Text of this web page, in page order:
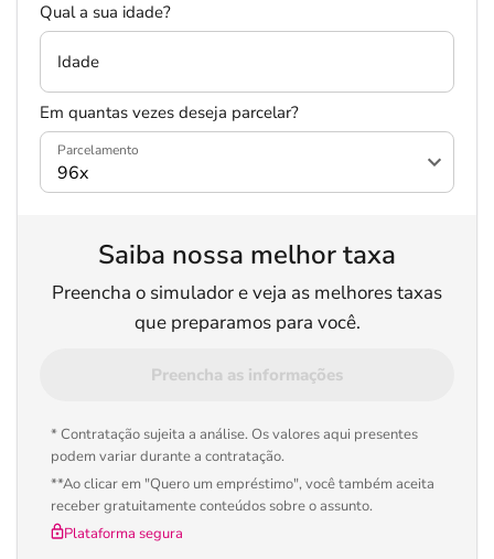
Qual a sua idade?
Idade
Em quantas vezes deseja parcelar?
Parcelamento
Saiba nossa melhor taxa
Preencha o simulador e veja as melhores taxas
que preparamos para você.
Preencha as informações
* Contratação sujeita a análise. Os valores aqui presentes
podem variar durante a contratação.
**Ao clicar em "Quero um empréstimo", você também aceita
receber gratuitamente conteúdos sobre o assunto.
Plataforma segura